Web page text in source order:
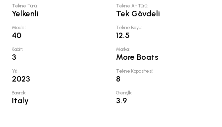
Tekne Türü:
Yelkenli
Tekne Alt Türü:
Tek Gövdeli
Model:
40
Tekne Boyu:
12.5
Kabin:
3
Marka:
More Boats
Yıl:
2023
Tekne Kapasitesi:
8
Bayrak:
Italy
Genişlik:
3.9